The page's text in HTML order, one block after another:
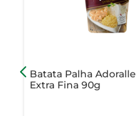
Batata Palha Adoralle
Extra Fina 90g